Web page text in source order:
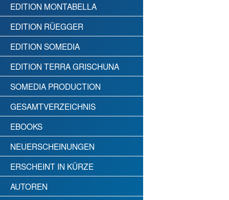
EDITION MONTABELLA
EDITION RÜEGGER
EDITION SOMEDIA
EDITION TERRA GRISCHUNA
SOMEDIA PRODUCTION
GESAMTVERZEICHNIS
EBOOKS
NEUERSCHEINUNGEN
ERSCHEINT IN KÜRZE
AUTOREN